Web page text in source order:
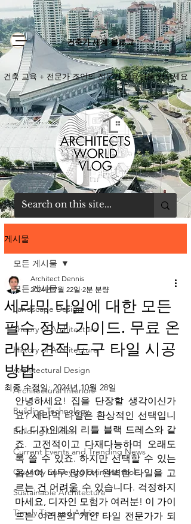
건축가 세계 블로그
건축 교육 + 전문가 조언의 전문가 복용량을 얻으세요
게시물
모든 게시물
Landscape Design
Theory of Architecture
History of Architecture
Architectural Design
Architectural Interiors
Building Technology
Building Utilities
Current Events and Trending News
Quantity Surveying Estimate tool
Sustainable Architecture
Timely Tips and Advice
모든 게시물
세라믹 타일에 대한 모든
필수 정보 가이드. 무료 온
라인 견적 도구 타일 시공
방법
Architect Dennis
2024년 7월 22일 2분 분량
최종 수정일:2024년 10월 28일
안녕하세요! 집을 단장할 생각이신가
요? 세라믹 타일은 환상적인 선택입니
다. 디자인계의 리틀 블랙 드레스와 같
죠. 고전적이고 다재다능하며 오래도
록 쓸 수 있죠. 하지만 선택할 수 있는
옵션이 너무 많아서 완벽한 타일을 고
르는 건 어려울 수 있습니다. 걱정하지
마세요, 디자인 모험가 여러분! 이 가이
드는 여러분의 개인 타일 전문가가 되